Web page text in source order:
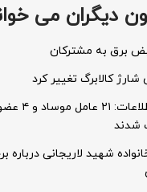
دیگران می
برق به مشترکان
شارژ کالابرگ تغییر کرد
وزارت
شدند
شهید لاریجانی درباره